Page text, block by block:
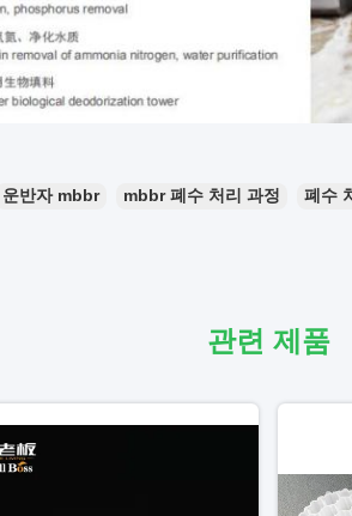
운반자 mbbr mbbr 폐수 처리 과정 폐수
관련 제품